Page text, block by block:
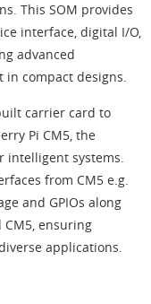
This SOM provides
interface, digital I/O,
advanced
compact designs.
carrier card to
Pi CM5, the
intelligent systems.
from CM5 e.g.
and GPIOs along
ensuring
applications.